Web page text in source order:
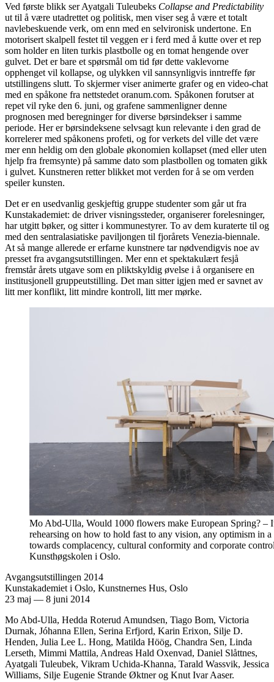
Ved første blikk ser Ayatgali Tuleubeks Collapse and Predictability
ut til å være utadrettet og politisk, men viser seg å være et totalt
navlebeskuende verk, om enn med en selvironisk undertone. En
motorisert skalpell festet til veggen er i ferd med å kutte over et rep
som holder en liten turkis plastbolle og en tomat hengende over
gulvet. Det er bare et spørsmål om tid før dette vaklevorne
opphenget vil kollapse, og ulykken vil sannsynligvis inntreffe før
utstillingens slutt. To skjermer viser animerte grafer og en video-chat
med en spåkone fra nettstedet oranum.com. Spåkonen forutser at
repet vil ryke den 6. juni, og grafene sammenligner denne
prognosen med beregninger for diverse børsindekser i samme
periode. Her er børsindeksene selvsagt kun relevante i den grad de
korrelerer med spåkonens profeti, og for verkets del ville det være
mer enn heldig om den globale økonomien kollapset (med eller uten
hjelp fra fremsynte) på samme dato som plastbollen og tomaten gikk
i gulvet. Kunstneren retter blikket mot verden for å se om verden
speiler kunsten.
Det er en usedvanlig geskjeftig gruppe studenter som går ut fra
Kunstakademiet: de driver visningssteder, organiserer forelesninger,
har utgitt bøker, og sitter i kommunestyrer. To av dem kuraterte til og
med den sentralasiatiske paviljongen til fjorårets Venezia-biennale.
At så mange allerede er erfarne kunstnere tar nødvendigvis noe av
presset fra avgangsutstillingen. Mer enn et spektakulært fesjå
fremstår årets utgave som en pliktskyldig øvelse i å organisere en
institusjonell gruppeutstilling. Det man sitter igjen med er savnet av
litt mer konflikt, litt mindre kontroll, litt mer mørke.
Mo Abd-Ulla, Would 1000 flowers make European Spring? –
rehearsing on how to hold fast to any vision, any optimism in
towards complacency, cultural conformity and corporate
Kunsthøgskolen i Oslo.
Avgangsutstillingen 2014
Kunstakademiet i Oslo, Kunstnernes Hus, Oslo
23 maj — 8 juni 2014
Mo Abd-Ulla, Hedda Roterud Amundsen, Tiago Bom, Victoria
Durnak, Jóhanna Ellen, Serina Erfjord, Karin Erixon, Silje D.
Henden, Julia Lee L. Hong, Matilda Höög, Chandra Sen, Linda
Lerseth, Mimmi Mattila, Andreas Hald Oxenvad, Daniel Slåttnes,
Ayatgali Tuleubek, Vikram Uchida-Khanna, Tarald Wassvik, Jessica
Williams, Silje Eugenie Strande Øktner og Knut Ivar Aaser.